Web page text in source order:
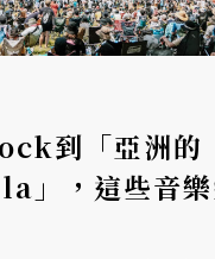
到「亞洲的
」，這些音樂